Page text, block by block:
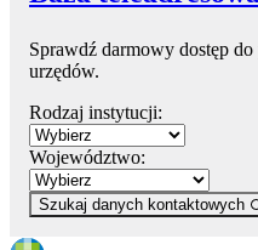
Sprawdź darmowy dostęp
urzędów.
Rodzaj instytucji:
Województwo:
Szukaj danych kontaktowych